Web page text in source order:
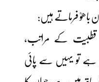
باھوؒ فرماتے ہیں:
کے مراتب،
ہے تو یہیں سے پائی